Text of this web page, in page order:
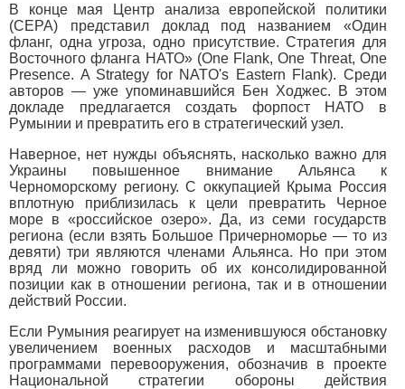
В конце мая Центр анализа европейской политики
(СЕРА) представил доклад под названием «Один
фланг, одна угроза, одно присутствие. Стратегия для
Восточного фланга НАТО» (One Flank, One Threat, One
Presence. A Strategy for NATO's Eastern Flank). Среди
авторов — уже упоминавшийся Бен Ходжес. В этом
докладе предлагается создать форпост НАТО в
Румынии и превратить его в стратегический узел.
Наверное, нет нужды объяснять, насколько важно для
Украины повышенное внимание Альянса к
Черноморскому региону. С оккупацией Крыма Россия
вплотную приблизилась к цели превратить Черное
море в «российское озеро». Да, из семи государств
региона (если взять Большое Причерноморье — то из
девяти) три являются членами Альянса. Но при этом
вряд ли можно говорить об их консолидированной
позиции как в отношении региона, так и в отношении
действий России.
Если Румыния реагирует на изменившуюся обстановку
увеличением военных расходов и масштабными
программами перевооружения, обозначив в проекте
Национальной стратегии обороны действия